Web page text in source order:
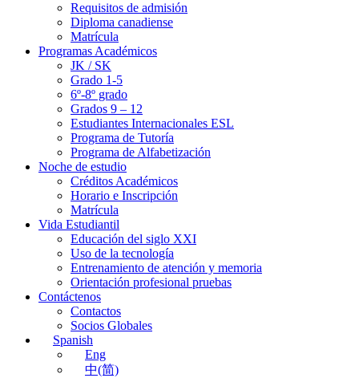
Requisitos de admisión
Diploma canadiense
Matrícula
Programas Académicos
JK / SK
Grado 1-5
6º-8º grado
Grados 9 – 12
Estudiantes Internacionales ESL
Programa de Tutoría
Programa de Alfabetización
Noche de estudio
Créditos Académicos
Horario e Inscripción
Matrícula
Vida Estudiantil
Educación del siglo XXI
Uso de la tecnología
Entrenamiento de atención y memoria
Orientación profesional pruebas
Contáctenos
Contactos
Socios Globales
Spanish
Eng
中(简)